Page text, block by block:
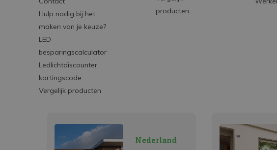
Hulp nodig bij het
maken van je keuze?
LED
besparingscalculator
Ledlichtdiscounter
kortingscode
Vergelijk producten
producten
Nederland